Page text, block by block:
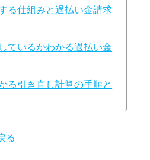
る仕組みと過払い金請求
ているかわかる過払い金
る引き直し計算の手順と
る